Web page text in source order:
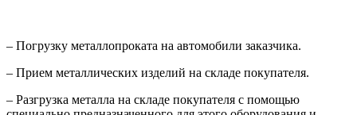
– Погрузку металлопроката на автомобили заказчика.
– Прием металлических изделий на складе покупателя.
– Разгрузка металла на складе покупателя с помощью